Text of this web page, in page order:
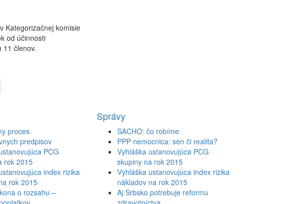
Kategorizačnej komisie
od účinnosti
11 členov.
proces
predpisov
PCG
rok 2015
index rizika
rok 2015
o rozsahu –
Správy
SACHO: čo robíme
PPP nemocnica: sen či realita?
Vyhláška ustanovujúca PCG
skupiny na rok 2015
Vyhláška ustanovujúca index rizika
nákladov na rok 2015
Aj Srbsko potrebuje reformu